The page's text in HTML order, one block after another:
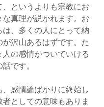
というよりも宗教にお
な真理が説かれます。お
は、多くの人にとって納
沢山あるはずです。た
人の感情がついていける
です。
、感情論ばかりに終始し
としての意味もありま